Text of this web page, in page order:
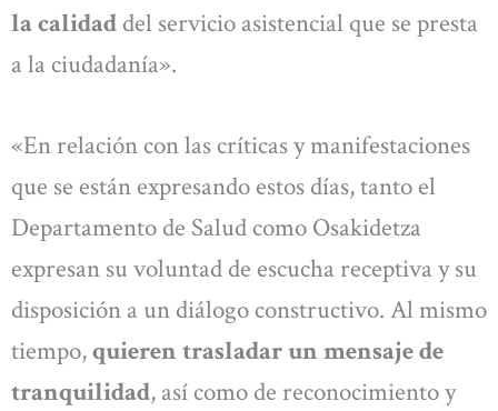
la calidad del servicio asistencial que se presta
a la ciudadanía».
«En relación con las críticas y manifestaciones
que se están expresando estos días, tanto el
Departamento de Salud como Osakidetza
expresan su voluntad de escucha receptiva y su
disposición a un diálogo constructivo. Al mismo
tiempo,quieren trasladar un mensaje de
tranquilidad, así como de reconocimiento y